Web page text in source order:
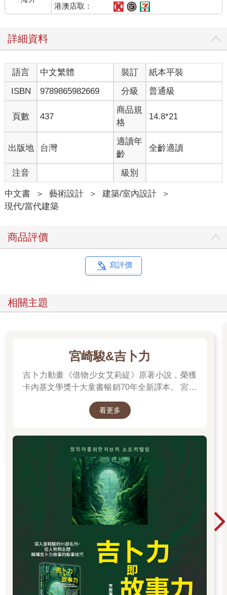
港澳店取：
詳細資料
語言 中文繁體 裝訂
紙本平裝
ISBN
9789865982669 分級 普通級
頁數 437
商品規
格
14.8*21
出版地 台灣
適讀年
齡
全齡適讀
注音 級別
中文書 ＞ 藝術設計 ＞ 建築/室內設計
＞
現代/當代建築
商品評價
寫評價
相關主題
宮崎駿&吉卜力
吉卜力動畫《借物少女艾莉緹》原著小說，榮獲
卡內基文學獎十大童書暢銷70年全新譯本。 宮崎
樣，過著不穩定的生活……我們是借住在這個世
看更多